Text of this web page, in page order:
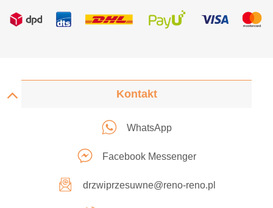
Kontakt
WhatsApp
Facebook Messenger
drzwiprzesuwne@reno-reno.pl